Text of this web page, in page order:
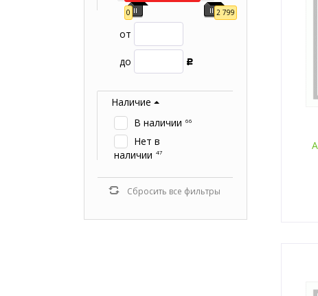
0 2 799
от
до Р
Наличие
В наличии 66
Нет в
наличии 47
Сбросить все фильтры